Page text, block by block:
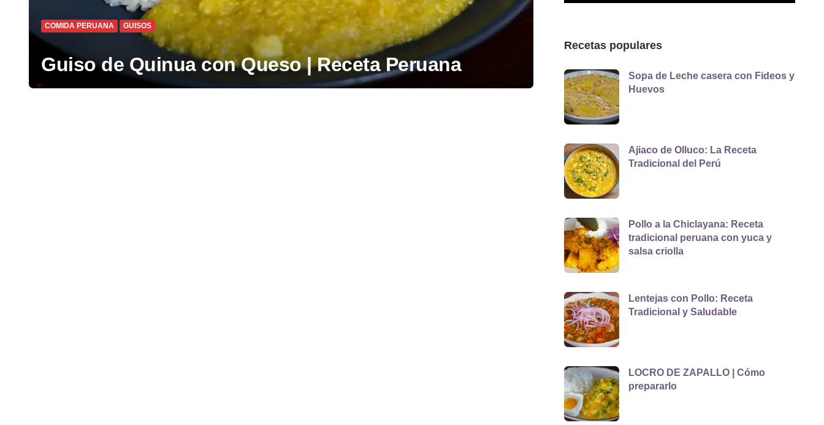
COMIDA PERUANA GUISOS
Guiso de Quinua con Queso | Receta Peruana
Recetas populares
Sopa de Leche casera con Fideos y
Huevos
Ajiaco de Olluco: La Receta
Tradicional del Perú
Pollo a la Chiclayana: Receta
tradicional peruana con yuca y
salsa criolla
Lentejas con Pollo: Receta
Tradicional y Saludable
LOCRO DE ZAPALLO | Cómo
prepararlo